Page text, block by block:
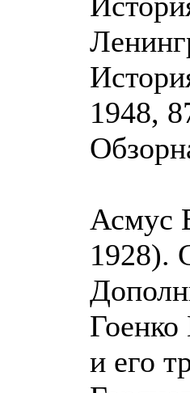
1948,
Асмус
1928).
и его